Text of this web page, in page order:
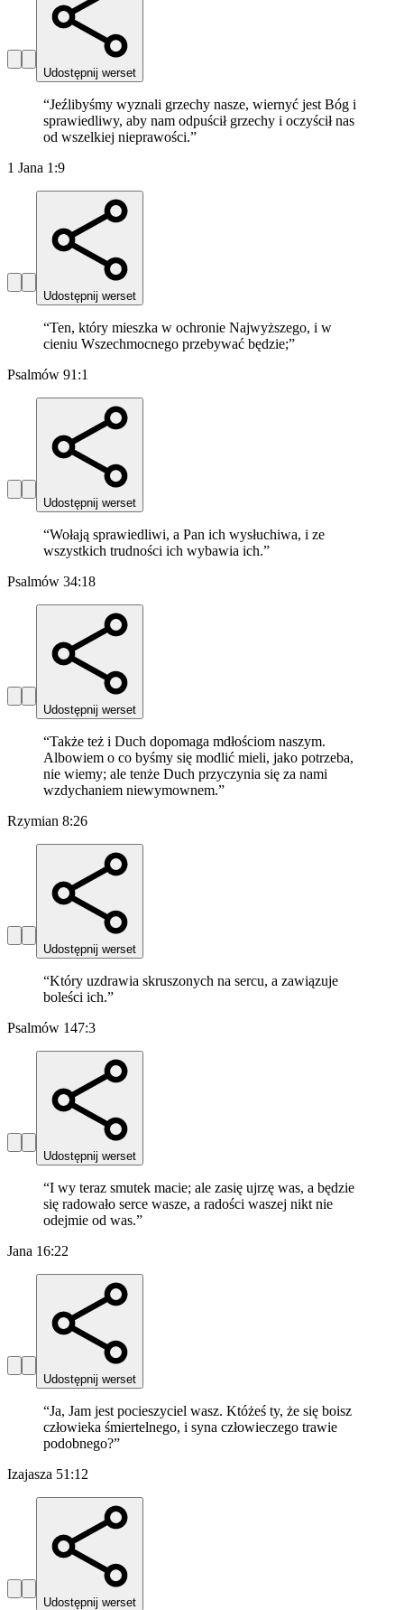
Udostępnij werset
“Jeźlibyśmy wyznali grzechy nasze, wiernyć jest Bóg i
sprawiedliwy, aby nam odpuścił grzechy i oczyścił nas
od wszelkiej nieprawości.”
1 Jana 1:9
Udostępnij werset
“Ten, który mieszka w ochronie Najwyższego, i w
cieniu Wszechmocnego przebywać będzie;”
Psalmów 91:1
Udostępnij werset
“Wołają sprawiedliwi, a Pan ich wysłuchiwa, i ze
wszystkich trudności ich wybawia ich.”
Psalmów 34:18
Udostępnij werset
“Także też i Duch dopomaga mdłościom naszym.
Albowiem o co byśmy się modlić mieli, jako potrzeba,
nie wiemy; ale tenże Duch przyczynia się za nami
wzdychaniem niewymownem.”
Rzymian 8:26
Udostępnij werset
“Który uzdrawia skruszonych na sercu, a zawiązuje
boleści ich.”
Psalmów 147:3
Udostępnij werset
“I wy teraz smutek macie; ale zasię ujrzę was, a będzie
się radowało serce wasze, a radości waszej nikt nie
odejmie od was.”
Jana 16:22
Udostępnij werset
“Ja, Jam jest pocieszyciel wasz. Któżeś ty, że się boisz
człowieka śmiertelnego, i syna człowieczego trawie
podobnego?”
Izajasza 51:12
Udostępnij werset